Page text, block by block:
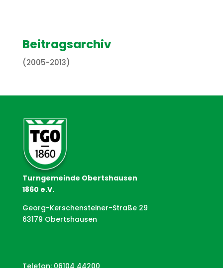
Beitragsarchiv
(2005-2013)
Turngemeinde Obertshausen
1860 e.V.
Georg-Kerschensteiner-Straße 29
63179 Obertshausen
Telefon: 06104 44200